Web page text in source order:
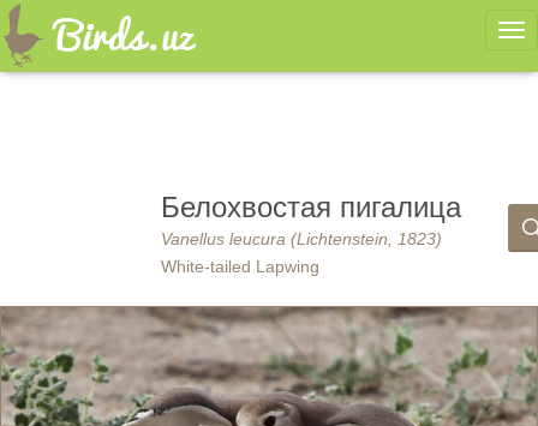
Белохвостая пигалица
Vanellus leucura (Lichtenstein, 1823)
White-tailed Lapwing